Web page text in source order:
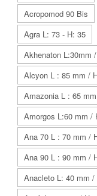
Acropomod 90 Bis
Agra L: 73 - H: 35
Akhenaton L:30mm
Alcyon L : 85 mm /
Amazonia L : 65
Amorgos L:60 mm /
Ana 70 L : 70 mm /
Ana 90 L : 90 mm /
Anacleto L: 40 mm /